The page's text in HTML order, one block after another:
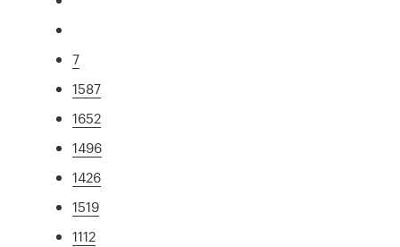
7
1587
1652
1496
1426
1519
1112